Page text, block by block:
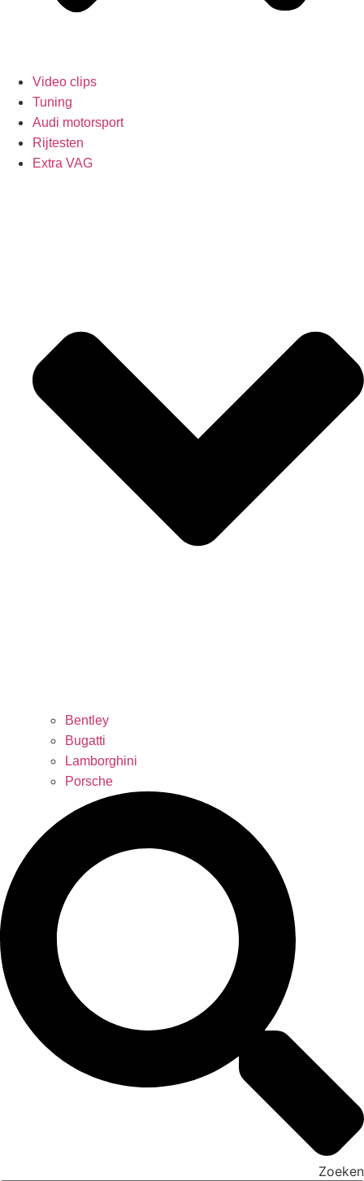
Video clips
Tuning
Audi motorsport
Rijtesten
Extra VAG
Bentley
Bugatti
Lamborghini
Porsche
Zoeken